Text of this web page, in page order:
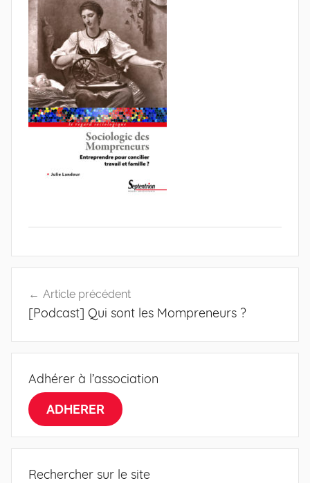
de
l'Entreprise
de
Article précédent
[Podcast] Qui sont les Mompreneurs ?
Adhérer à l’association
ADHERER
Rechercher sur le site